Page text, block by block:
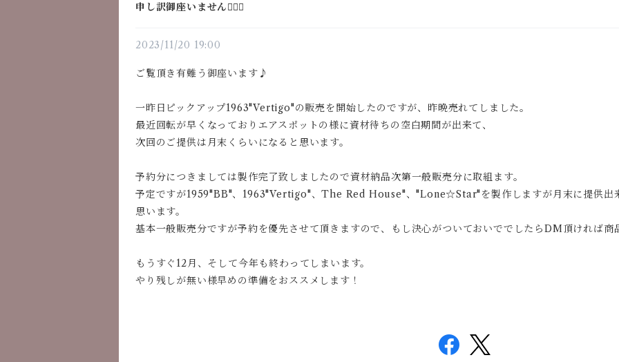
申し訳御座いません🙇🏻‍♂️
2023/11/20 19:00
ご覧頂き有難う御座います♪
一昨日ピックアップ1963"Vertigo"の販売を開始したのですが、昨晩売れてしました。
最近回転が早くなっておりエアスポットの様に資材待ちの空白期間が出来て、
次回のご提供は月末くらいになると思います。
予約分につきましては製作完了致しましたので資材納品次第一般販売分に取組ます。
予定ですが1959"BB"、1963"Vertigo"、The Red House"、"Lone☆Star"を製作しますが月末に提供出
思います。
基本一般販売分ですが予約を優先させて頂きますので、もし決心がついておいででしたらDM頂ければ商
もうすぐ12月、そして今年も終わってしまいます。
やり残しが無い様早めの準備をおススメします！